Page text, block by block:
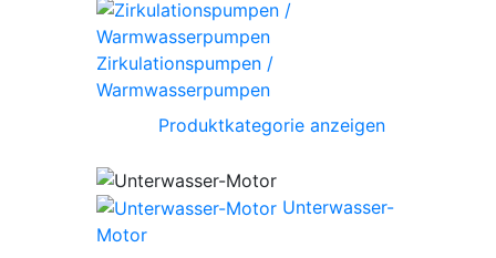
Zirkulationspumpen /
Warmwasserpumpen
Produktkategorie anzeigen
Unterwasser-
Motor